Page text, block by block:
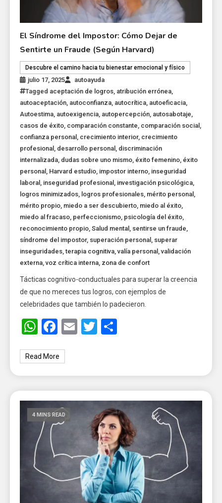
El Síndrome del Impostor: Cómo Dejar de
Sentirte un Fraude (Según Harvard)
Descubre el camino hacia tu bienestar emocional y físico
julio 17, 2025
autoayuda
Tagged aceptación de logros atribución errónea
autoaceptación autoconfianza autocrítica autoeficacia
Autoestima autoexigencia autopercepción autosabotaje
casos de éxito comparación constante comparación social
confianza personal
crecimiento interior, crecimiento
profesional
desarrollo personal
discriminación
internalizada dudas sobre uno mismo éxito femenino éxito
personal
Harvard estudio impostor interno inseguridad
laboral
inseguridad profesional investigación psicológica
logros minimizados
logros profesionales mérito personal
mérito propio miedo a ser descubierto miedo al éxito
miedo al fracaso perfeccionismo psicología del éxito
reconocimiento propio ,Salud mental sentirse un fraude
síndrome del impostor, superación personal
superar
inseguridades ,terapia cognitiva ,valía personal ,validación
externa ,voz crítica interna zona de confort
Tácticas cognitivo-conductuales para superar la creencia
de que no mereces tus logros, con ejemplos de
celebridades que también lo padecieron.
WhatsApp
Facebook
EmailTwitter
Read More
4 MINS READ